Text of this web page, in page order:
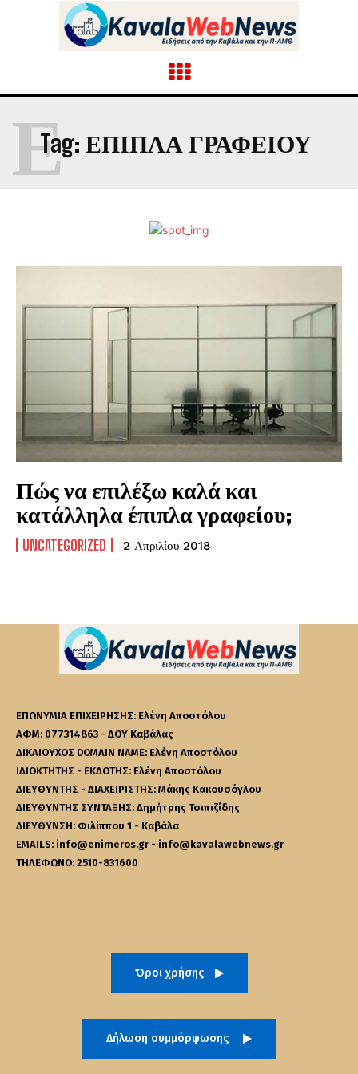
Tag: ΕΠΙΠΛΑ ΓΡΑΦΕΙΟΥ
Ε
Πώς να επιλέξω καλά και
κατάλληλα έπιπλα γραφείου;
UNCATEGORIZED 2 Απριλίου 2018
ΕΠΩΝΥΜΙΑ ΕΠΙΧΕΙΡΗΣΗΣ: Ελένη Αποστόλου
ΑΦΜ: 077314863 - ΔΟΥ Καβάλας
ΔΙΚΑΙΟΥΧΟΣ DOMAIN NAME: Ελένη Αποστόλου
ΙΔΙΟΚΤΗΤΗΣ - ΕΚΔΟΤΗΣ: Ελένη Αποστόλου
ΔΙΕΥΘΥΝΤΗΣ - ΔΙΑΧΕΙΡΙΣΤΗΣ: Μάκης Κακουσόγλου
ΔΙΕΥΘΥΝΤΗΣ ΣΥΝΤΑΞΗΣ: Δημήτρης Τσιπιζίδης
ΔΙΕΥΘΥΝΣΗ: Φιλίππου 1 - Καβάλα
EMAILS: info@enimeros.gr - info@kavalawebnews.gr
ΤΗΛΕΦΩΝΟ: 2510-831600
Όροι χρήσης
Δήλωση συμμόρφωσης